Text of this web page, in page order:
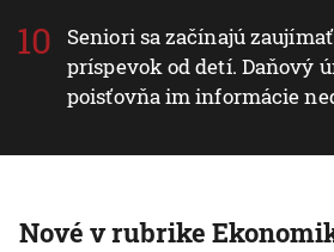
Seniori sa začínajú
príspevok od detí. Daňový
poisťovňa im informácie
Nové v rubrike